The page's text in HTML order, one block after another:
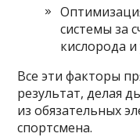
системы за
кислорода и
Все эти факторы
результат, делая
из обязательных
спортсмена.